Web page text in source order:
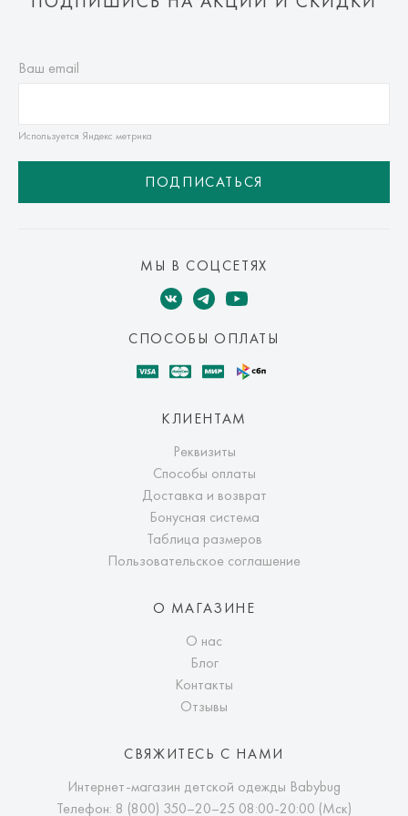
Ваш email
Используется Яндекс метрика
ПОДПИСАТЬСЯ
МЫ В СОЦСЕТЯХ
СПОСОБЫ ОПЛАТЫ
КЛИЕНТАМ
Реквизиты
Способы оплаты
Доставка и возврат
Бонусная система
Таблица размеров
Пользовательское соглашение
О МАГАЗИНЕ
О нас
Блог
Контакты
Отзывы
СВЯЖИТЕСЬ С НАМИ
Интернет-магазин детской одежды Babybug
Телефон: 8 (800) 350–20–25 08:00-20:00 (Мск)